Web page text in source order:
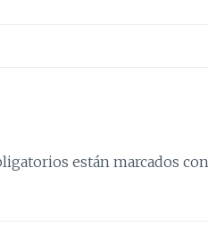
están marcados con